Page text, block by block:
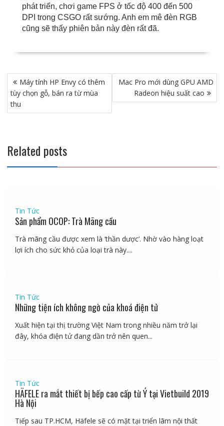
phát triển, chơi game FPS ở tốc độ 400 đến 500
DPI trong CSGO rất sướng. Anh em mê đèn RGB
cũng sẽ thấy phiên bản này đèn rất đã.
Điều
hướng
bài
viết
Máy tính HP Envy có thêm
tùy chọn gỗ, bán ra từ mùa
thu
Mac Pro mới dùng GPU AMD
Radeon hiệu suất cao
Related posts
Tin Tức
Sản phẩm OCOP: Trà Mãng cầu
Trà mãng cầu được xem là ‘thần dược’. Nhờ vào hàng loạt
lợi ích cho sức khỏ của loại trà này....
Tin Tức
Những tiện ích không ngờ của khoá điện tử
Xuất hiện tại thị trường Việt Nam trong nhiều năm trở lại
đây, khóa điện tử đang dần trở nên quen...
Tin Tức
HÄFELE ra mắt thiết bị bếp cao cấp từ Ý tại Vietbuild 2019
Hà Nội
Tiếp sau TP.HCM, Häfele sẽ có mặt tại triển lãm nội thất